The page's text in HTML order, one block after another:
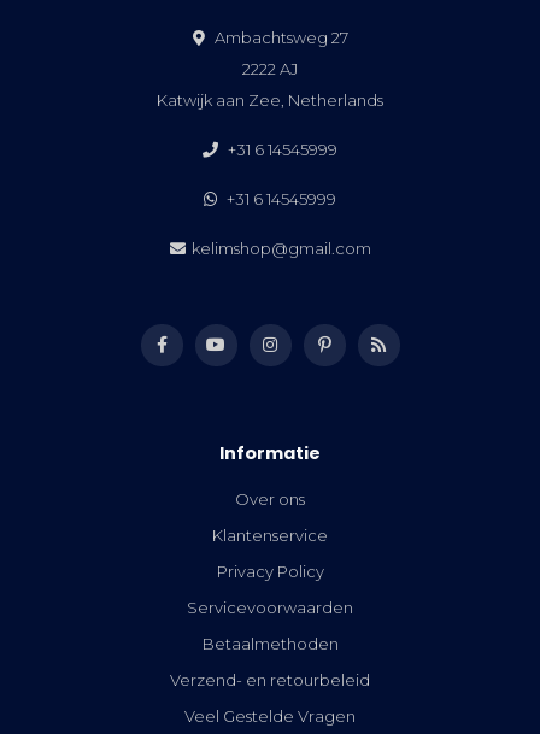
Ambachtsweg 27
2222 AJ
Katwijk aan Zee, Netherlands
+31 6 14545999
+31 6 14545999
kelimshop@gmail.com
Informatie
Over ons
Klantenservice
Privacy Policy
Servicevoorwaarden
Betaalmethoden
Verzend- en retourbeleid
Veel Gestelde Vragen